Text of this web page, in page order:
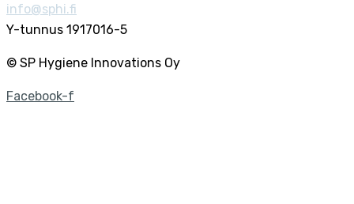
info@sphi.fi
Y-tunnus 1917016-5
© SP Hygiene Innovations Oy
Facebook-f